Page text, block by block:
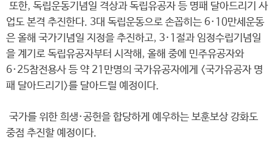
또한, 독립운동기념일 격상과 독립유공자 등 명패 달아드리기 사
업도 본격 추진한다. 3대 독립운동으로 손꼽히는 6·10만세운동
은 올해 국가기념일 지정을 추진하고, 3·1절과 임정수립기념일
을 계기로 독립유공자부터 시작해, 올해 중에 민주유공자와
6·25참전용사 등 약 21만명의 국가유공자에게 <국가유공자 명
패 달아드리기>를 달아드릴 예정이다.
국가를 위한 희생·공헌을 합당하게 예우하는 보훈보상 강화도
중점 추진할 예정이다.